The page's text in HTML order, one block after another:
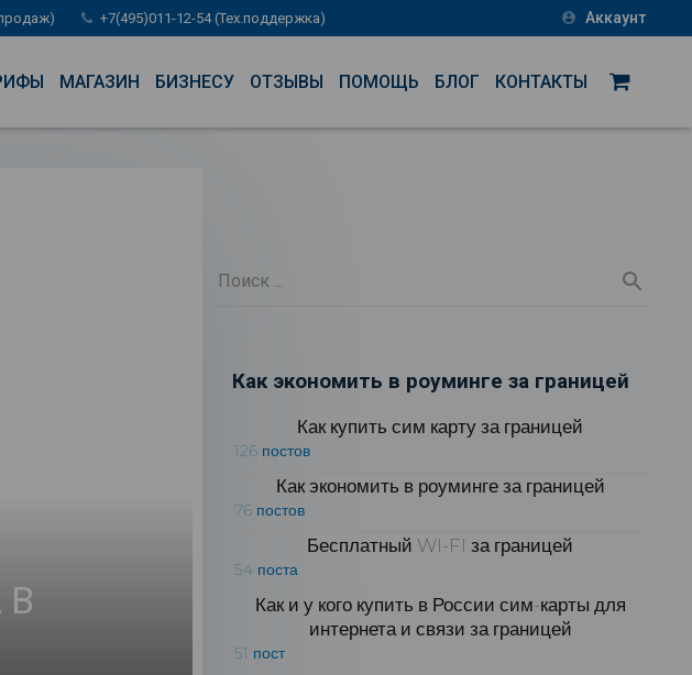
+7(495)011-12-54 (Тех.поддержка) account_circle Аккаунт
МАГАЗИН БИЗНЕСУ ОТЗЫВЫ ПОМОЩЬ БЛОГ КОНТАКТЫ
Как экономить в роуминге за границей
Как купить сим карту за границей
126 постов
Как экономить в роуминге за границей
76 постов
Бесплатный WI-FI за границей
54 поста
Как и у кого купить в России сим-карты для
интернета и связи за границей
51 пост